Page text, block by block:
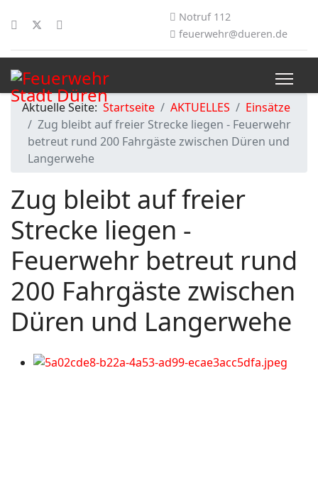
Notruf 112
feuerwehr@dueren.de
Aktuelle Seite: Startseite AKTUELLES
Einsätze
Zug bleibt auf freier Strecke liegen - Feuerwehr
betreut rund 200 Fahrgäste zwischen Düren und
Langerwehe
Zug bleibt auf freier
Strecke liegen -
Feuerwehr betreut rund
200 Fahrgäste zwischen
Düren und Langerwehe